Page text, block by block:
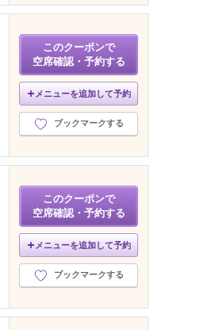
このクーポンで
空席確認・予約する
メニューを追加して予約
ブックマークする
このクーポンで
空席確認・予約する
メニューを追加して予約
ブックマークする